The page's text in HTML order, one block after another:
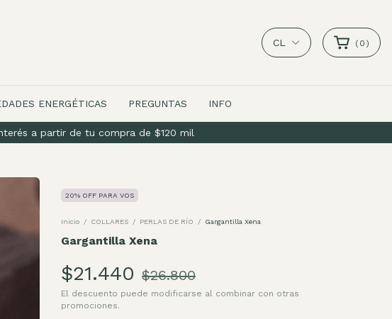
a partir de tu compra de $120 mil
CL ( 0 )
ENERGÉTICAS PREGUNTAS INFO
20% OFF PARA VOS
Inicio / COLLARES / PERLAS DE RÍO / Gargantilla Xena
Gargantilla Xena
$21.440 $26.800
El descuento puede modificarse al combinar con otras
promociones.